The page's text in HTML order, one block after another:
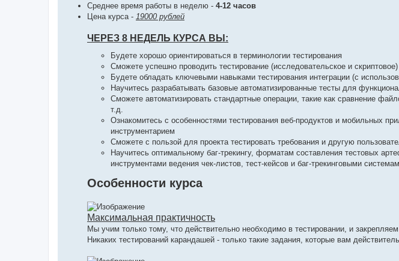
Среднее время работы в неделю - 4-12 часов
Цена курса - 19000 рублей
ЧЕРЕЗ 8 НЕДЕЛЬ КУРСА ВЫ:
Будете хорошо ориентироваться в терминологии тестирования
Сможете успешно проводить тестирование (исследовательское и скриптовое)
Будете обладать ключевыми навыками тестирования интеграции (с
Научитесь разрабатывать базовые автоматизированные тесты для
Сможете автоматизировать стандартные операции, такие как сравнение
т.д.
Ознакомитесь с особенностями тестирования веб-продуктов и мобильных
инструментарием
Сможете с пользой для проекта тестировать требования и другую
Научитесь оптимальному баг-трекингу, форматам составления тестовых
инструментами ведения чек-листов, тест-кейсов и баг-трекинговыми
Особенности курса
Максимальная практичность
Мы учим только тому, что действительно необходимо в тестировании, и
Никаких тестирований карандашей - только такие задания, которые вам